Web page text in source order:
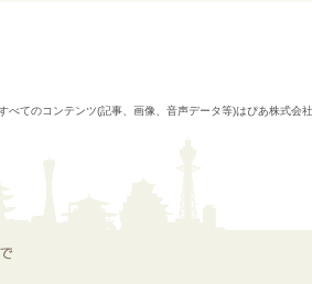
べてのコンテンツ(記事、画像、音声データ等)はぴあ株式会